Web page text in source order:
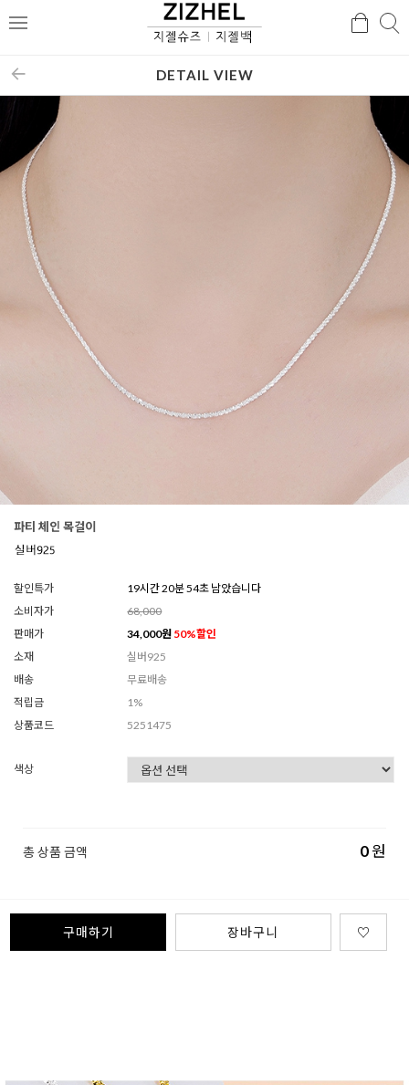
메
검
DETAIL VIEW
파티 체인 목걸이
할인특가
19시간 20분 52초 남았습니다
소비자가
68,000
판매가
34,000원 50%할인
소재
실버925
배송
무료배송
적립금
1%
상품코드
5251475
색상
총 상품 금액 0원
구매하기 장바구니 ♡